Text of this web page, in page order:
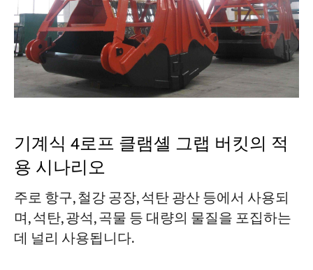
기계식 4로프 클램셸 그랩 버킷의 적
용 시나리오
주로 항구, 철강 공장, 석탄 광산 등에서 사용되
며, 석탄, 광석, 곡물 등 대량의 물질을 포집하는
데 널리 사용됩니다.